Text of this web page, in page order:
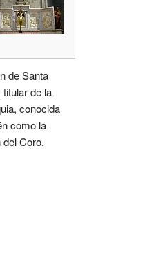
de Santa
de la
conocida
como la
del Coro.